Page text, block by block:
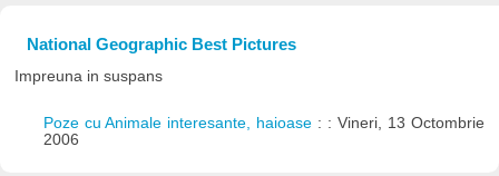
National Geographic Best Pictures
Impreuna in suspans
Poze cu Animale interesante, haioase : : Vineri, 13 Octombrie
2006